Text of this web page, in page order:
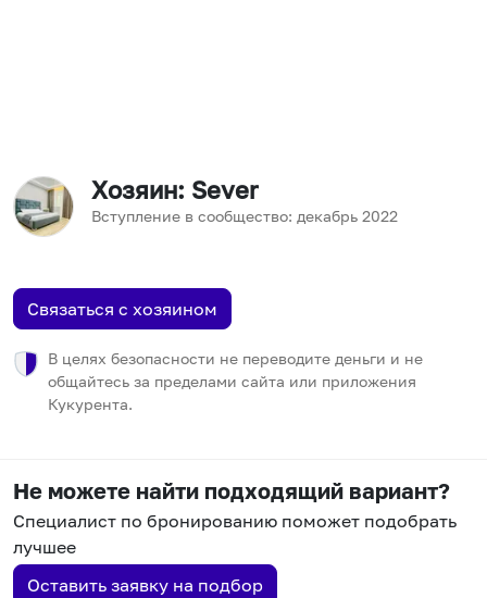
Хозяин: Sever
Вступление в сообщество: декабрь 2022
Связаться с хозяином
В целях безопасности не переводите деньги и не
общайтесь за пределами сайта или приложения
Кукурента.
Не можете найти подходящий вариант?
Специалист по бронированию поможет подобрать
лучшее
Оставить заявку на подбор